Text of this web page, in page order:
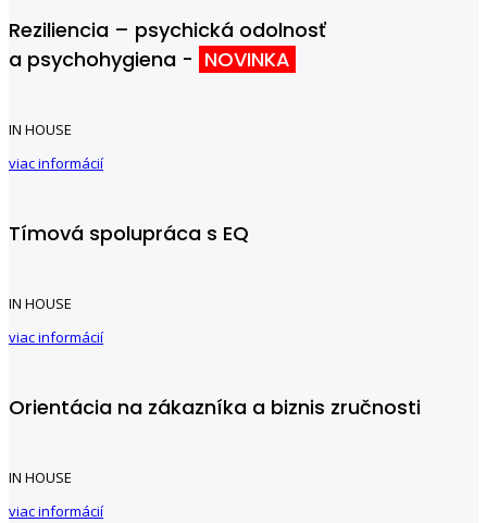
Reziliencia – psychická odolnosť
a psychohygiena - NOVINKA
IN HOUSE
viac informácií
Tímová spolupráca s EQ
IN HOUSE
viac informácií
Orientácia na zákazníka a biznis zručnosti
IN HOUSE
viac informácií